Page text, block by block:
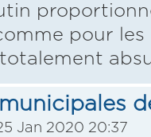
pour
Jan 2020 20:37